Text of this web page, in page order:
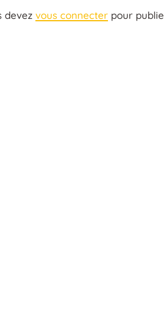
devezvous connecter pour